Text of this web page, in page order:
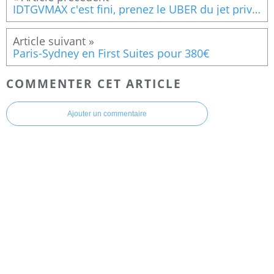
IDTGVMAX c'est fini, prenez le UBER du jet privé pour 200€/mois
Paris-Sydney en First Suites pour 380€
COMMENTER CET ARTICLE
Ajouter un commentaire